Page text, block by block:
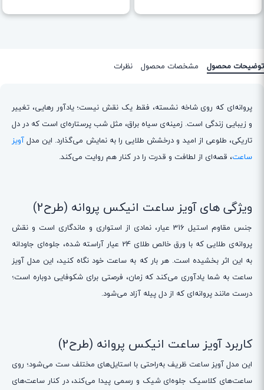
توضیحات محصول مشخصات محصول نظرات
پروانه‌ای که روی شاخه نشسته، فقط یک نقش نیست؛ یادآور رهایی، تغییر
و زیبایی زندگی است. زمینه‌ی سیاه براق، مثل شب پرستاره‌ای است که در دل
تاریکی، طلوعی از امید و درخشش طلایی را به نمایش می‌گذارد. این مدلآویز
ساعت، قصه‌ای از لطافت و قدرت را در کنار هم روایت می‌کند.
ویژگی های آویز ساعت انیکس پروانه (طرح2)
جنس مقاوم استیل 316 عیار، نمادی از استواری و ماندگاری است و نقش
پروانه‌ی طلایی که با ورق خالص طلای 24 عیار آراسته شده، جلوه‌ای جاودانه
به این اثر بخشیده است. هر بار که به ساعت خود نگاه کنید، این مدل آویز
ساعت به شما یادآوری می‌کند که زمان، فرصتی برای شکوفایی دوباره است؛
درست مانند پروانه‌ای که از دل پیله آزاد می‌شود.
کاربرد آویز ساعت انیکس پروانه (طرح2)
این مدل آویز ساعت ظریف به‌راحتی با استایل‌های مختلف ست می‌شود؛ روی
ساعت‌های کلاسیک جلوه‌ای شیک و رسمی پیدا می‌کند، در کنار ساعت‌های